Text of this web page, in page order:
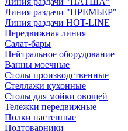
Линия раздачи "ПРЕМЬЕР"
Линия раздачи HOT-LINE
Передвижная линия
Салат-бары
Нейтральное оборудование
Ванны моечные
Столы производственные
Стеллажи кухонные
Столы для мойки овощей
Тележки передвижные
Полки настенные
Подтоварники